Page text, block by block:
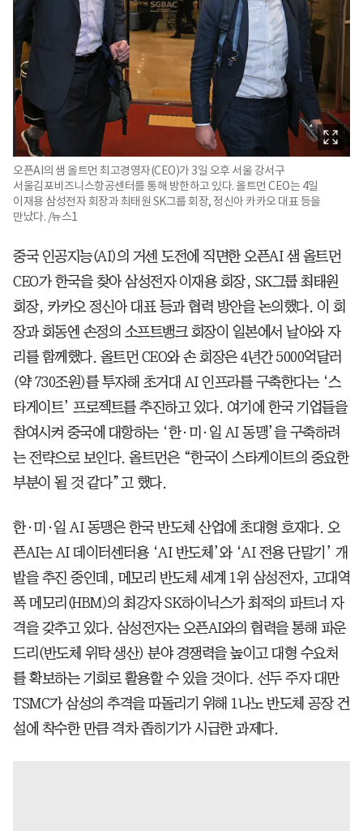
오픈AI의 샘 올트먼 최고경영자(CEO)가 3일 오후 서울 강서구
서울김포비즈니스항공센터를 통해 방한하고 있다. 올트먼 CEO는 4일
이재용 삼성전자 회장과 최태원 SK그룹 회장, 정신아 카카오 대표 등을
만났다. /뉴스1
중국 인공지능(AI)의 거센 도전에 직면한 오픈AI 샘 올트먼
CEO가 한국을 찾아 삼성전자 이재용 회장, SK그룹 최태원
회장, 카카오 정신아 대표 등과 협력 방안을 논의했다. 이 회
장과 회동엔 손정의 소프트뱅크 회장이 일본에서 날아와 자
리를 함께했다. 올트먼 CEO와 손 회장은 4년간 5000억달러
(약 730조원)를 투자해 초거대 AI 인프라를 구축한다는 ‘스
타게이트’ 프로젝트를 추진하고 있다. 여기에 한국 기업들을
참여시켜 중국에 대항하는 ‘한·미·일 AI 동맹’을 구축하려
는 전략으로 보인다. 올트먼은 “한국이 스타게이트의 중요한
부분이 될 것 같다”고 했다.
한·미·일 AI 동맹은 한국 반도체 산업에 초대형 호재다. 오
픈AI는 AI 데이터센터용 ‘AI 반도체’와 ‘AI 전용 단말기’ 개
발을 추진 중인데, 메모리 반도체 세계 1위 삼성전자, 고대역
폭 메모리(HBM)의 최강자 SK하이닉스가 최적의 파트너 자
격을 갖추고 있다. 삼성전자는 오픈AI와의 협력을 통해 파운
드리(반도체 위탁 생산) 분야 경쟁력을 높이고 대형 수요처
를 확보하는 기회로 활용할 수 있을 것이다. 선두 주자 대만
TSMC가 삼성의 추격을 따돌리기 위해 1나노 반도체 공장 건
설에 착수한 만큼 격차 좁히기가 시급한 과제다.